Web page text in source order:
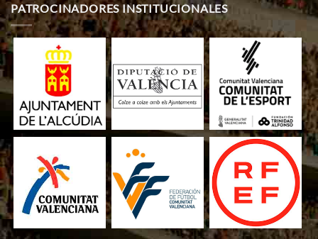
PATROCINADORES INSTITUCIONALES